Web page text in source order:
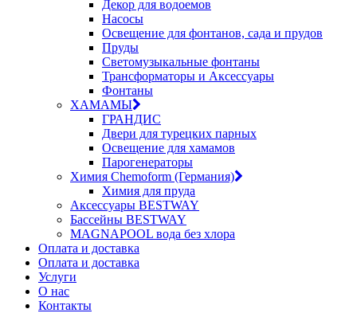
Декор для водоемов
Насосы
Освещение для фонтанов, сада и прудов
Пруды
Светомузыкальные фонтаны
Трансформаторы и Аксессуары
Фонтаны
ХАМАМЫ
ГРАНДИС
Двери для турецких парных
Освещение для хамамов
Парогенераторы
Химия Chemoform (Германия)
Химия для пруда
Аксессуары BESTWAY
Бассейны BESTWAY
MAGNAPOOL вода без хлора
Оплата и доставка
Оплата и доставка
Услуги
О нас
Контакты